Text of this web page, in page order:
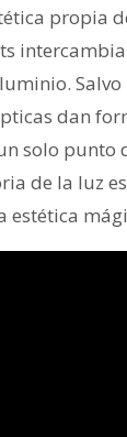
propia
Salvo
dan
solo punto
de la luz
estética